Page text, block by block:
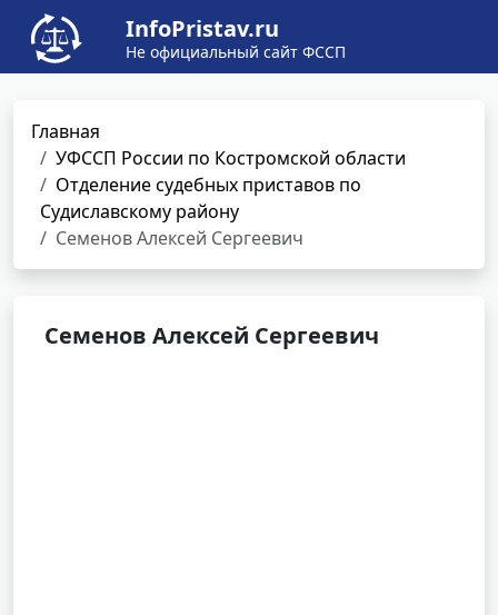
InfoPristav.ru
Не официальный сайт ФССП
Главная
УФССП России по Костромской области
Отделение судебных приставов по
Судиславскому району
Семенов Алексей Сергеевич
Семенов Алексей Сергеевич